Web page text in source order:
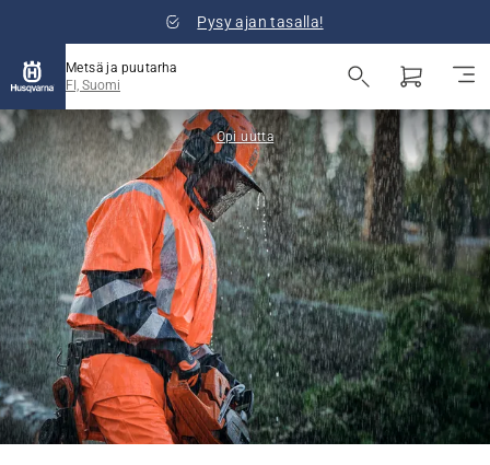
Pysy ajan tasalla!
Metsä ja puutarha
FI, Suomi
Opi uutta